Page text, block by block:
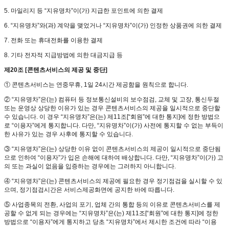
5. 마일리지 등 “지유명차”이(가) 지급한 포인트에 의한 결제
6. “지유명차”와(과) 계약을 맺었거나 “지유명차”이(가) 인정한 상품권에 의한 결제
7. 전화 또는 휴대전화를 이용한 결제
8. 기타 전자적 지급방법에 의한 대금지급 등
제20조 [콘텐츠서비스의 제공 및 중단]
① 콘텐츠서비스는 연중무휴, 1일 24시간 제공함을 원칙으로 합니다.
② “지유명차”은(는) 컴퓨터 등 정보통신설비의 보수점검, 교체 및 고장, 통신두절
또는 운영상 상당한 이유가 있는 경우 콘텐츠서비스의 제공을 일시적으로 중단할
수 있습니다. 이 경우 “지유명차”은(는) 제11조[“회원”에 대한 통지]에 정한 방법으
로 “이용자”에게 통지합니다. 다만, “지유명차”이(가) 사전에 통지할 수 없는 부득이
한 사유가 있는 경우 사후에 통지할 수 있습니다.
③ “지유명차”은(는) 상당한 이유 없이 콘텐츠서비스의 제공이 일시적으로 중단됨
으로 인하여 “이용자”가 입은 손해에 대하여 배상합니다. 다만, “지유명차”이(가) 고
의 또는 과실이 없음을 입증하는 경우에는 그러하지 아니합니다.
④ “지유명차”은(는) 콘텐츠서비스의 제공에 필요한 경우 정기점검을 실시할 수 있
으며, 정기점검시간은 서비스제공화면에 공지한 바에 따릅니다.
⑤ 사업종목의 전환, 사업의 포기, 업체 간의 통합 등의 이유로 콘텐츠서비스를 제
공할 수 없게 되는 경우에는 “지유명차”은(는) 제11조[“회원”에 대한 통지]에 정한
방법으로 “이용자”에게 통지하고 당초 “지유명차”에서 제시한 조건에 따라 “이용